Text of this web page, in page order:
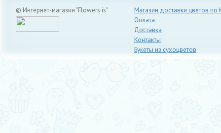
© Интернет-магазин "Flowers is"
Магазин доставки цветов по
Оплата
Доставка
Контакты
Букеты из сухоцветов